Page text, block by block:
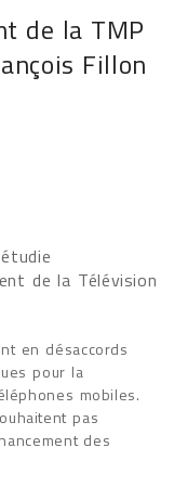
de la TMP
Fillon
de la Télévision
en désaccords
pour la
mobiles.
pas
des